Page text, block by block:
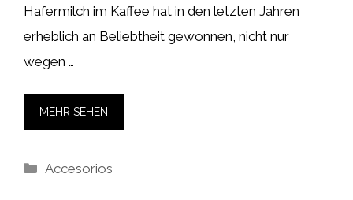
Hafermilch im Kaffee hat in den letzten Jahren
erheblich an Beliebtheit gewonnen, nicht nur
wegen …
MEHR SEHEN
Kategorien
Accesorios